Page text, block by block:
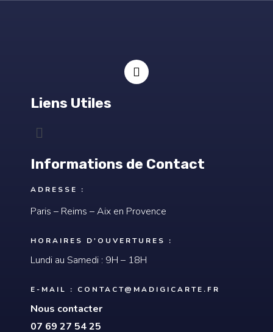
I
n
s
m
Liens Utiles
Menu
Informations de Contact
ADRESSE :
Paris – Reims – Aix en Provence
HORAIRES D'OUVERTURES :
Lundi au Samedi : 9H – 18H
E-MAIL : CONTACT@MADIGICARTE.FR
Nous contacter
07 69 27 54 25